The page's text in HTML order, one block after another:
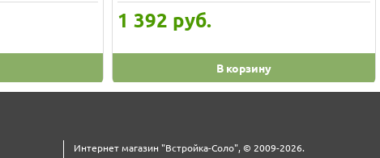
1 392 руб.
В корзину
Интернет магазин "Встройка-Соло", © 2009-2026.